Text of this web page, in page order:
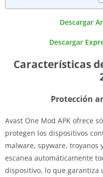
Descargar
Descargar
Características
Protección
Avast One Mod APK ofrece
protegen los dispositivos
malware, spyware, troyanos
escanea automáticamente
dispositivo, lo que